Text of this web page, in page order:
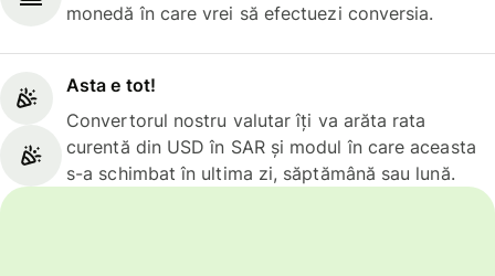
monedă în care vrei să efectuezi conversia.
Asta e tot!
Convertorul nostru valutar îți va arăta rata
curentă din USD în SAR și modul în care aceasta
s-a schimbat în ultima zi, săptămână sau lună.